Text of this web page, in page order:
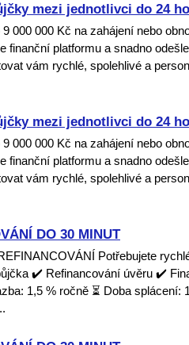
mezi jednotlivci do 24
000 000 Kč na zahájení nebo
finanční platformu a snadno
vám rychlé, spolehlivé a
mezi jednotlivci do 24
000 000 Kč na zahájení nebo
finanční platformu a snadno
vám rychlé, spolehlivé a
DO 30 MINUT
Potřebujete
✔️ Refinancování úvěru ✔️
1,5 % ročně ⏳ Doba splácení: